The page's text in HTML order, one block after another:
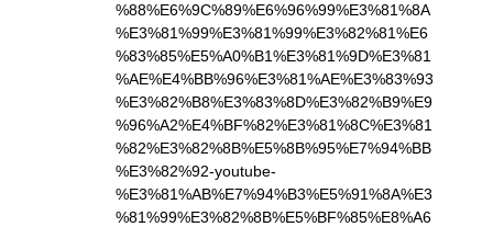
%88%E6%9C%89%E6%96%99%E3%81%8A
%E3%81%99%E3%81%99%E3%82%81%E6
%83%85%E5%A0%B1%E3%81%9D%E3%81
%AE%E4%BB%96%E3%81%AE%E3%83%93
%E3%82%B8%E3%83%8D%E3%82%B9%E9
%96%A2%E4%BF%82%E3%81%8C%E3%81
%82%E3%82%8B%E5%8B%95%E7%94%BB
%E3%82%92-youtube-
%E3%81%AB%E7%94%B3%E5%91%8A%E3
%81%99%E3%82%8B%E5%BF%85%E8%A6